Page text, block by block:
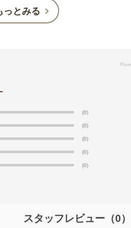
っとみる
(0)
(0)
(0)
(0)
(0)
スタッフレビュー （0）